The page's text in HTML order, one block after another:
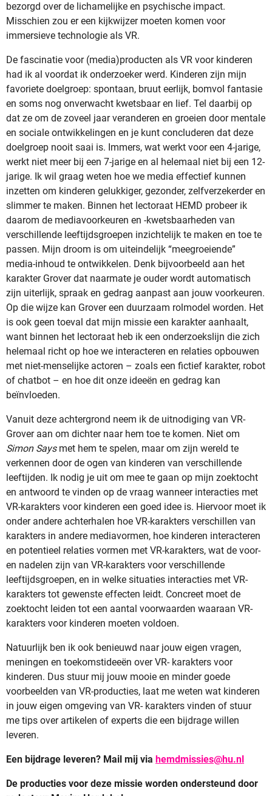
bezorgd over de lichamelijke en psychische impact.
Misschien zou er een kijkwijzer moeten komen voor
immersieve technologie als VR.
De fascinatie voor (media)producten als VR voor kinderen
had ik al voordat ik onderzoeker werd. Kinderen zijn mijn
favoriete doelgroep: spontaan, bruut eerlijk, bomvol fantasie
en soms nog onverwacht kwetsbaar en lief. Tel daarbij op
dat ze om de zoveel jaar veranderen en groeien door mentale
en sociale ontwikkelingen en je kunt concluderen dat deze
doelgroep nooit saai is. Immers, wat werkt voor een 4-jarige,
werkt niet meer bij een 7-jarige en al helemaal niet bij een 12-
jarige. Ik wil graag weten hoe we media effectief kunnen
inzetten om kinderen gelukkiger, gezonder, zelfverzekerder en
slimmer te maken. Binnen het lectoraat HEMD probeer ik
daarom de mediavoorkeuren en -kwetsbaarheden van
verschillende leeftijdsgroepen inzichtelijk te maken en toe te
passen. Mijn droom is om uiteindelijk “meegroeiende”
media-inhoud te ontwikkelen. Denk bijvoorbeeld aan het
karakter Grover dat naarmate je ouder wordt automatisch
zijn uiterlijk, spraak en gedrag aanpast aan jouw voorkeuren.
Op die wijze kan Grover een duurzaam rolmodel worden. Het
is ook geen toeval dat mijn missie een karakter aanhaalt,
want binnen het lectoraat heb ik een onderzoekslijn die zich
helemaal richt op hoe we interacteren en relaties opbouwen
met niet-menselijke actoren – zoals een fictief karakter, robot
of chatbot – en hoe dit onze ideeën en gedrag kan
beïnvloeden.
Vanuit deze achtergrond neem ik de uitnodiging van VR-
Grover aan om dichter naar hem toe te komen. Niet om
Simon Saysmet hem te spelen, maar om zijn wereld te
verkennen door de ogen van kinderen van verschillende
leeftijden. Ik nodig je uit om mee te gaan op mijn zoektocht
en antwoord te vinden op de vraag wanneer interacties met
VR-karakters voor kinderen een goed idee is. Hiervoor moet ik
onder andere achterhalen hoe VR-karakters verschillen van
karakters in andere mediavormen, hoe kinderen interacteren
en potentieel relaties vormen met VR-karakters, wat de voor-
en nadelen zijn van VR-karakters voor verschillende
leeftijdsgroepen, en in welke situaties interacties met VR-
karakters tot gewenste effecten leidt. Concreet moet de
zoektocht leiden tot een aantal voorwaarden waaraan VR-
karakters voor kinderen moeten voldoen.
Natuurlijk ben ik ook benieuwd naar jouw eigen vragen,
meningen en toekomstideeën over VR- karakters voor
kinderen. Dus stuur mij jouw mooie en minder goede
voorbeelden van VR-producties, laat me weten wat kinderen
in jouw eigen omgeving van VR- karakters vinden of stuur
me tips over artikelen of experts die een bijdrage willen
leveren.
Een bijdrage leveren? Mail mij via hemdmissies@hu.nl
De producties voor deze missie worden ondersteund door